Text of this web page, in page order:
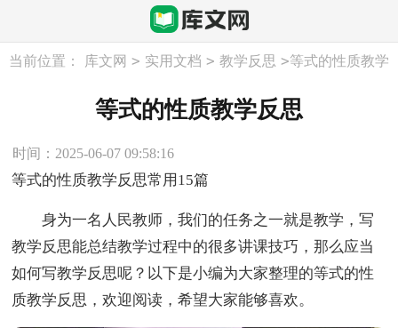
当前位置： 库文网 > 实用文档 > 教学反思 >等式的性质教学
等式的性质教学反思
时间：2025-06-07 09:58:16
等式的性质教学反思常用15篇
身为一名人民教师，我们的任务之一就是教学，写
教学反思能总结教学过程中的很多讲课技巧，那么应当
如何写教学反思呢？以下是小编为大家整理的等式的性
质教学反思，欢迎阅读，希望大家能够喜欢。